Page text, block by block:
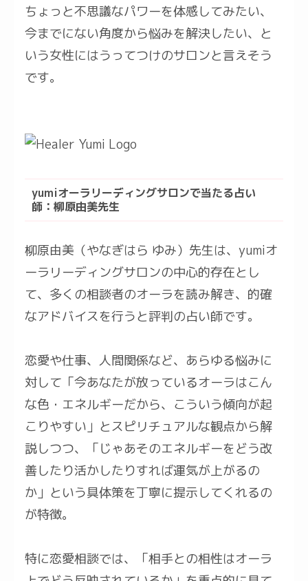
ちょっと不思議なパワーを体感してみたい、
今までにない角度から悩みを解決したい、と
いう女性にはうってつけのサロンと言えそう
です。
yumiオーラリーディングサロンで当たる占い
師：柳原由美先生
柳原由美（やなぎはら ゆみ）先生は、yumiオ
ーラリーディングサロンの中心的存在とし
て、多くの相談者のオーラを読み解き、的確
なアドバイスを行うと評判の占い師です。
恋愛や仕事、人間関係など、あらゆる悩みに
対して「今あなたが放っているオーラはこん
な色・エネルギーだから、こういう傾向が起
こりやすい」とスピリチュアルな観点から解
説しつつ、「じゃあそのエネルギーをどう改
善したり活かしたりすれば運気が上がるの
か」という具体策を丁寧に提示してくれるの
が特徴。
特に恋愛相談では、「相手との相性はオーラ